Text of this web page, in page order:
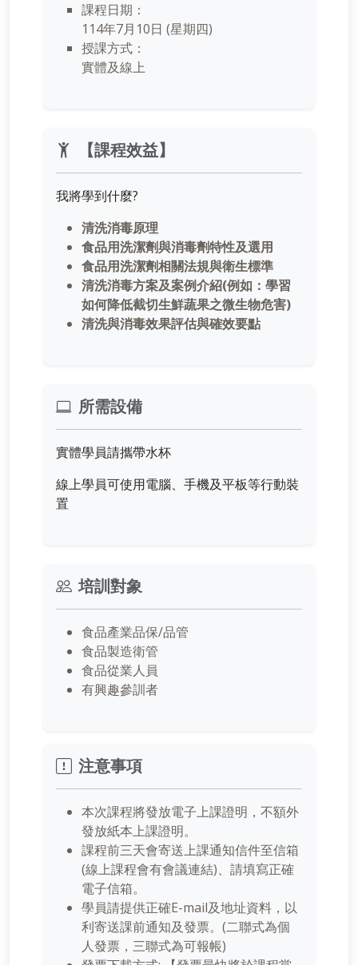
課程日期：
114年7月10日 (星期四)
授課方式：
實體及線上
【課程效益】
我將學到什麼?
清洗消毒原理
食品用洗潔劑與消毒劑特性及選用
食品用洗潔劑相關法規與衛生標準
清洗消毒方案及案例介紹(例如：學習
如何降低截切生鮮蔬果之微生物危害)
清洗與消毒效果評估與確效要點
所需設備
實體學員請攜帶水杯
線上學員可使用電腦、手機及平板等行動裝
置
培訓對象
食品產業品保/品管
食品製造衛管
食品從業人員
有興趣參訓者
注意事項
本次課程將發放電子上課證明，不額外
發放紙本上課證明。
課程前三天會寄送上課通知信件至信箱
(線上課程會有會議連結)、請填寫正確
電子信箱。
學員請提供正確E-mail及地址資料，以
利寄送課前通知及發票。(二聯式為個
人發票，三聯式為可報帳)